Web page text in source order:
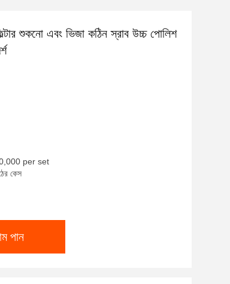
শুকনো এবং ভিজা কঠিন স্রাব উচ্চ পোলিশ
per set
কেস
পান